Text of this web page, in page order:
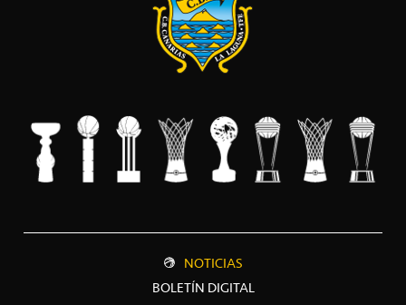
NOTICIAS
BOLETÍN DIGITAL